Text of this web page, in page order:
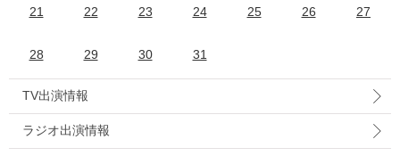
21 22 23 24 25 26 27
28 29 30 31
TV出演情報
ラジオ出演情報